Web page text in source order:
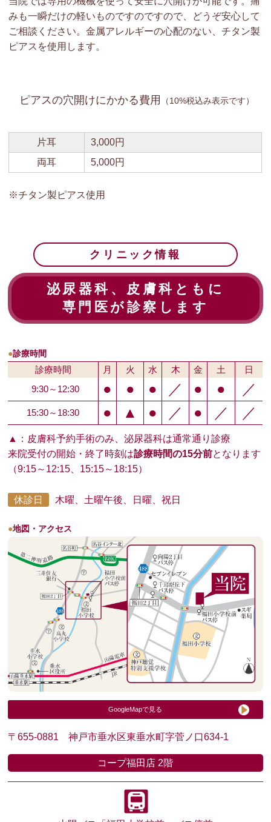
みも一瞬だけの軽いものですのですので、どうぞ安心して
ご相談ください。金属アレルギーの心配のない、チタン製
ピアスを使用します。
ピアスの穴開けにかかる費用 （10%税込み表示です）
片耳
3,000円
両耳
5,000円
※チタン製ピアス使用
クリニック情報
泌尿器科、皮膚科ともに
専門医が診察します
●診療時間
診療時間
月 火 水 木 金 土
日
9:30～12:30
● ● ● ／ ● ● ／
15:30～18:30 ● ▲ ● ／ ● ／ ／
▲：皮膚科予約手術のみ、泌尿器科は通常通り診療
来院受付の開始・終了時刻は診療時間の15分前となります
（9:15～12:15、15:15～18:15）
休診日 木曜、土曜午後、日曜、祝日
●地図・アクセス
GoogleMapで見る
〒655-0881 神戸市垂水区東垂水町字菅ノ口634-1
コープ福田店 2階